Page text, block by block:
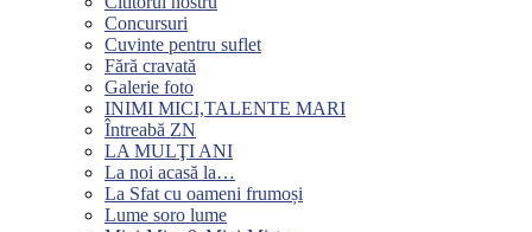
Concursuri
Cuvinte pentru suflet
Fără cravată
Galerie foto
INIMI MICI,TALENTE MARI
Întreabă ZN
LA MULŢI ANI
La noi acasă la…
La Sfat cu oameni frumoși
Lume soro lume